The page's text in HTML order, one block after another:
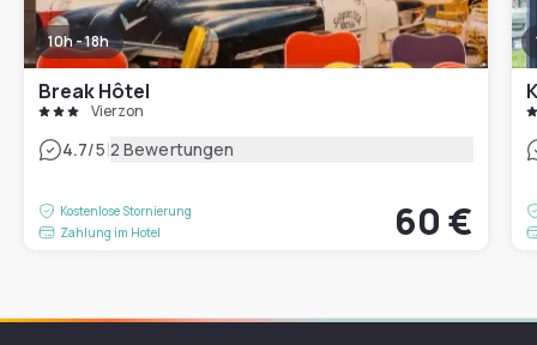
10h - 18h
Break Hôtel
Vierzon
4.7/5|2 Bewertungen
Kostenlose Stornierung
Zahlung im Hotel
60 €